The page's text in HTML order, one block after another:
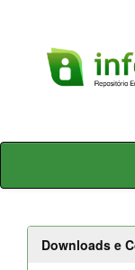
Skip
Downloads e